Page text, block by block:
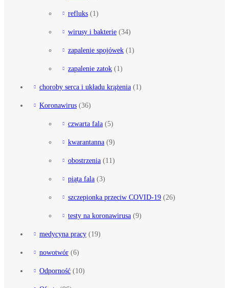
refluks (1)
wirusy i bakterie (34)
zapalenie spojówek (1)
zapalenie zatok (1)
choroby serca i układu krążenia (1)
Koronawirus (36)
czwarta fala (5)
kwarantanna (9)
obostrzenia (11)
piąta fala (3)
szczepionka przeciw COVID-19 (26)
testy na koronawirusa (9)
medycyna pracy (19)
nowotwór (6)
Odporność (10)